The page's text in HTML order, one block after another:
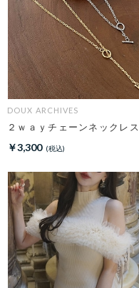
DOUX ARCHIVES
２ｗａｙチェーンネックレス
￥3,300